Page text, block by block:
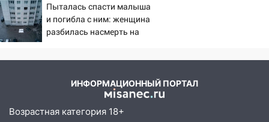
дипломатам
Пыталась спасти малыша
и погибла с ним: женщина
разбилась насмерть на
ИНФОРМАЦИОННЫЙ ПОРТАЛ
Возрастная категория 18+